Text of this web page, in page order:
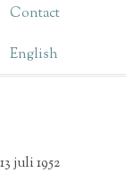
Contact
English
13 juli 1952